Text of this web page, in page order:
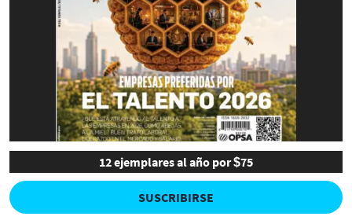
12 ejemplares al año por $75
SUSCRIBIRSE